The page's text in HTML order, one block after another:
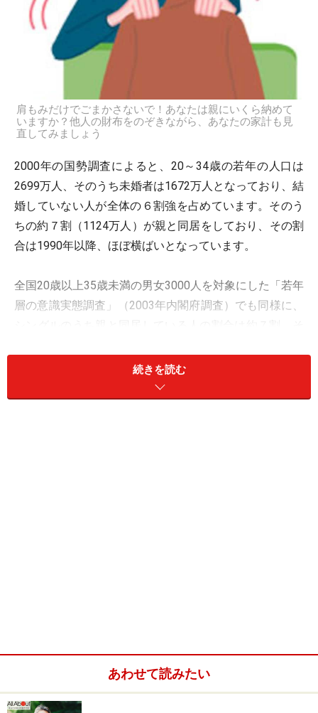
肩もみだけでごまかさないで！あなたは親にいくら納めて
いますか？他人の財布をのぞきながら、あなたの家計も見
直してみましょう
2000年の国勢調査によると、20～34歳の若年の人口は
2699万人、そのうち未婚者は1672万人となっており、結
婚していない人が全体の６割強を占めています。そのう
ちの約７割（1124万人）が親と同居をしており、その割
合は1990年以降、ほぼ横ばいとなっています。
全国20歳以上35歳未満の男女3000人を対象にした「若年
層の意識実態調査」（2003年内閣府調査）でも同様に、
礎的な生活コストを親に頼っている人は９割いるという
結果がでました。このうち、半分以上の基礎的な生活コ
＜基礎的生活コストの親への依存度＞
続きを読む
あわせて読みたい